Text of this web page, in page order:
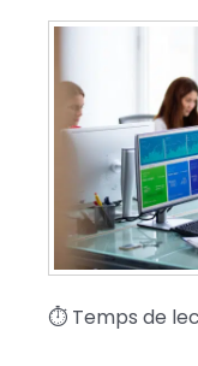
⏱ Temps de